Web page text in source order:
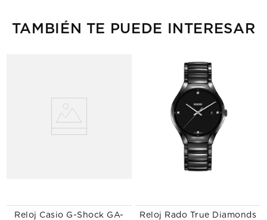
TAMBIÉN TE PUEDE INTERESAR
Reloj Casio G-Shock GA-
Reloj Rado True Diamonds